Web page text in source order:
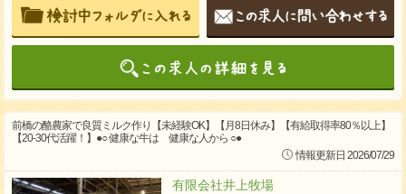
前橋の酪農家で良質ミルク作り【未経験OK】【月8日休み】【有給取得率80％以上】
【20-30代活躍！】●○ 健康な牛は 健康な人から ○●
情報更新日 2026/07/29
有限会社井上牧場